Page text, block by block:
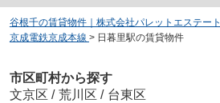
谷根千の賃貸物件｜株式会社パレットエステート
京成電鉄京成本線 > 日暮里駅の賃貸物件
市区町村から探す
文京区 / 荒川区 / 台東区